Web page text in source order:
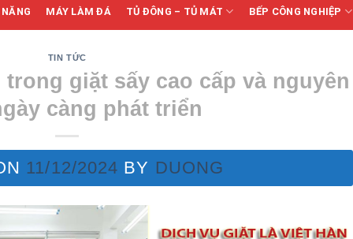
MÁY LÀM ĐÁ TỦ ĐÔNG – TỦ MÁT BẾP CÔNG NGHIỆP
TIN TỨC
giặt sấy cao cấp và nguyên
càng phát triển
11/12/2024 BY DUONG